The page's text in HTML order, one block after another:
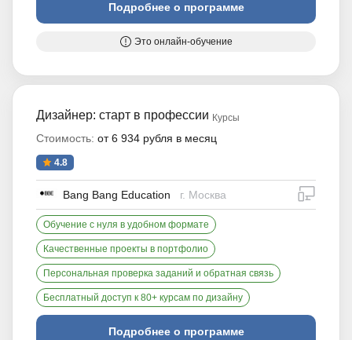
Подробнее о программе
Это онлайн-обучение
Дизайнер: старт в профессии Курсы
Стоимость: от 6 934 рубля в месяц
4.8
Bang Bang Education г. Москва
Обучение с нуля в удобном формате
Качественные проекты в портфолио
Персональная проверка заданий и обратная связь
Бесплатный доступ к 80+ курсам по дизайну
Подробнее о программе